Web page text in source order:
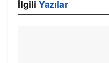
İlgili Yazılar